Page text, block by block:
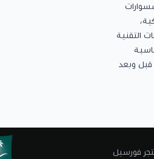
التقنية
وبعد
فورسيل